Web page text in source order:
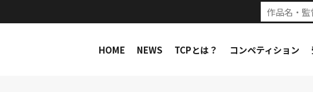
HOME NEWS TCPとは？ コンペティション